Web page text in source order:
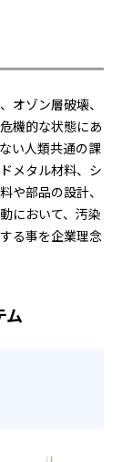
オゾン層破壊、
機的な状態にあ
い人類共通の課
メタル材料、シ
や部品の設計、
において、汚染
る事を企業理念
ム